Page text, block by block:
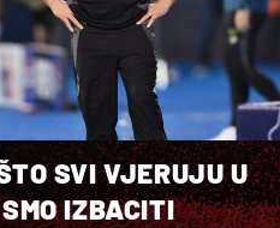
SVI VJERUJU U
IZBACITI